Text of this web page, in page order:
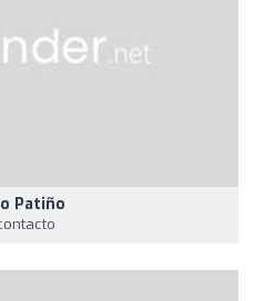
Patiño